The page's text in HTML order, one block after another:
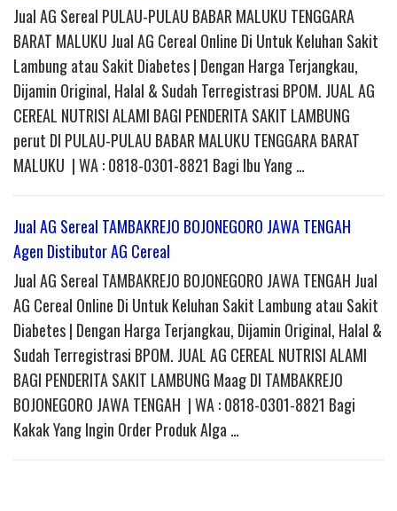
Jual AG Sereal PULAU-PULAU BABAR MALUKU TENGGARA
BARAT MALUKU Jual AG Cereal Online Di Untuk Keluhan Sakit
Lambung atau Sakit Diabetes | Dengan Harga Terjangkau,
Dijamin Original, Halal & Sudah Terregistrasi BPOM. JUAL AG
CEREAL NUTRISI ALAMI BAGI PENDERITA SAKIT LAMBUNG
perut DI PULAU-PULAU BABAR MALUKU TENGGARA BARAT
MALUKU | WA : 0818-0301-8821 Bagi Ibu Yang …
Jual AG Sereal TAMBAKREJO BOJONEGORO JAWA TENGAH
Agen Distibutor AG Cereal
Jual AG Sereal TAMBAKREJO BOJONEGORO JAWA TENGAH Jual
AG Cereal Online Di Untuk Keluhan Sakit Lambung atau Sakit
Diabetes | Dengan Harga Terjangkau, Dijamin Original, Halal &
Sudah Terregistrasi BPOM. JUAL AG CEREAL NUTRISI ALAMI
BAGI PENDERITA SAKIT LAMBUNG Maag DI TAMBAKREJO
BOJONEGORO JAWA TENGAH | WA : 0818-0301-8821 Bagi
Kakak Yang Ingin Order Produk Alga …